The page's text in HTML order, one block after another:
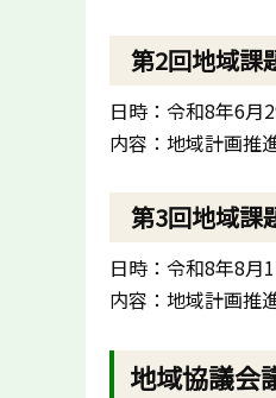
第2回地域課
日時：令和8年6月
内容：地域計画推
第3回地域課
日時：令和8年8月
内容：地域計画推
地域協議会